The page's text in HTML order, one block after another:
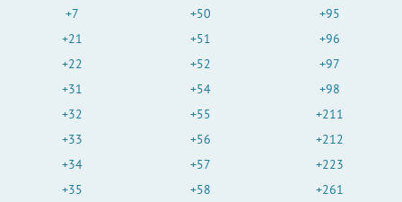
+7
+21
+22
+31
+32
+33
+34
+35
+50
+51
+52
+54
+55
+56
+57
+58
+95
+96
+97
+98
+211
+212
+223
+261